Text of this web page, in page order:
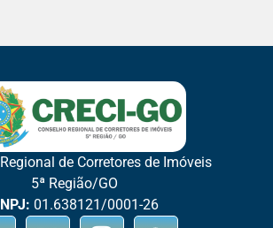
de Corretores de Imóveis
5ª Região/GO
01.638121/0001-26